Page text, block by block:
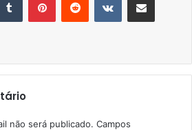
não será publicado. Campos